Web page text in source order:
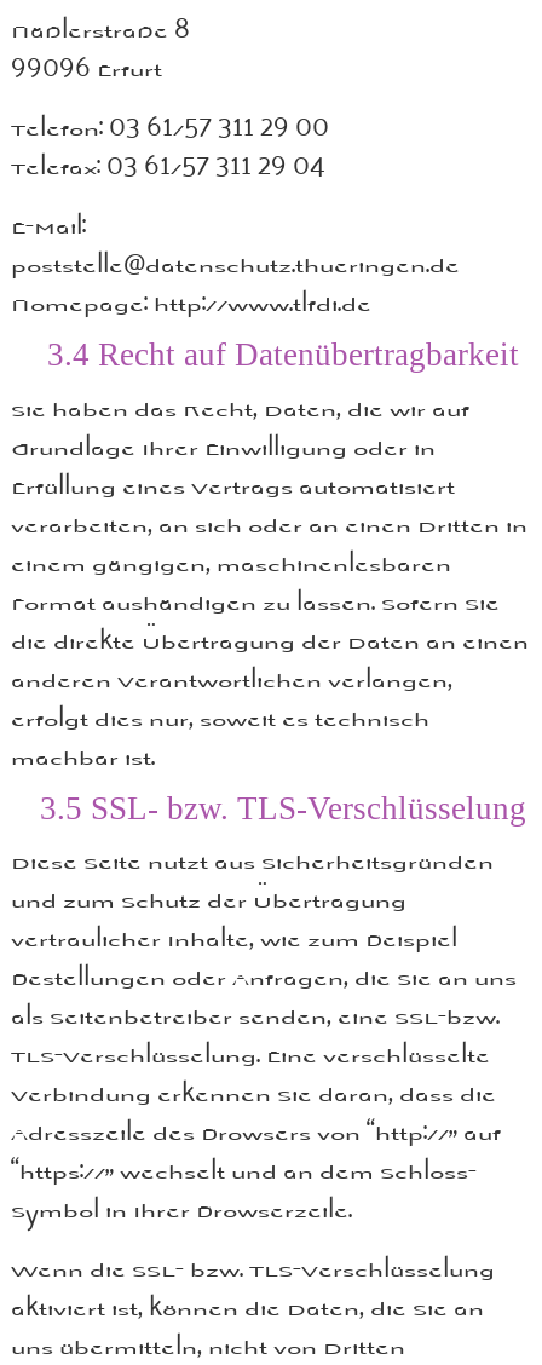
Häßlerstraße 8
99096 Erfurt
Telefon: 03 61/57 311 29 00
Telefax: 03 61/57 311 29 04
E-Mail:
poststelle@datenschutz.thueringen.de
Homepage: http://www.tlfdi.de
3.4Recht auf Datenübertragbarkeit
Sie haben das Recht, Daten, die wir auf
Grundlage Ihrer Einwilligung oder in
Erfüllung eines Vertrags automatisiert
verarbeiten, an sich oder an einen Dritten in
einem gängigen, maschinenlesbaren
Format aushändigen zu lassen. Sofern Sie
die direkte Übertragung der Daten an einen
anderen Verantwortlichen verlangen,
erfolgt dies nur, soweit es technisch
machbar ist.
3.5 SSL- bzw. TLS-Verschlüsselung
Diese Seite nutzt aus Sicherheitsgründen
und zum Schutz der Übertragung
vertraulicher Inhalte, wie zum Beispiel
Bestellungen oder Anfragen, die Sie an uns
als Seitenbetreiber senden, eine SSL-bzw.
TLS-Verschlüsselung. Eine verschlüsselte
Verbindung erkennen Sie daran, dass die
Adresszeile des Browsers von “http://” auf
“https://” wechselt und an dem Schloss-
Symbol in Ihrer Browserzeile.
Wenn die SSL- bzw. TLS-Verschlüsselung
aktiviert ist, können die Daten, die Sie an
uns übermitteln, nicht von Dritten